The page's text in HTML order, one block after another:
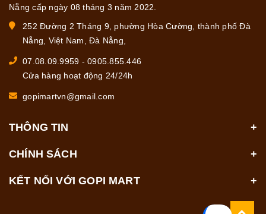
Nẵng cấp ngày 08 tháng 3 năm 2022.
252 Đường 2 Tháng 9, phường Hòa Cường, thành phố Đà
Nẵng, Việt Nam, Đà Nẵng,
07.08.09.9959 - 0905.855.446
Cửa hàng hoạt động 24/24h
gopimartvn@gmail.com
THÔNG TIN
CHÍNH SÁCH
KẾT NỐI VỚI GOPI MART